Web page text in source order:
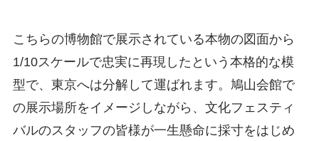
こちらの博物館で展示されている本物の図面から
1/10スケールで忠実に再現したという本格的な模
型で、東京へは分解して運ばれます。鳩山会館で
の展示場所をイメージしながら、文化フェスティ
バルのスタッフの皆様が一生懸命に採寸をはじめ